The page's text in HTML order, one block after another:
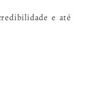
e até